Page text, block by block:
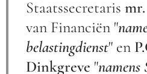
Staatssecretaris
van Financiën "
belastingdienst" en
Dinkgreve "namens